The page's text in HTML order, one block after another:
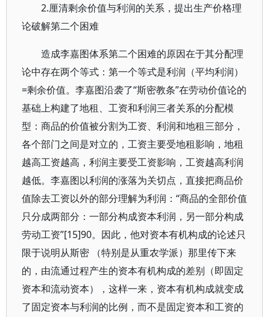
2.厘清剩余价值与利润的关系，提出生产价格理
论破解第二个困难
造成李嘉图体系第二个困难的原因在于其分配理
论中存在两个等式：第一个等式是利润（平均利润）
=剩余价值。李嘉图沿袭了“斯密教条”在劳动价值论的
基础上构建了地租、工资和利润三者关系的分配模
型：商品的价值被分割为工资、利润和地租三部分，
各个部门之间是对立的，工资主要受地租影响，地租
越高工资越高，利润主要受工资影响，工资越高利润
越低。李嘉图以利润的涨落为关切点，直接把商品价
值除去工资以外的部分理解为利润：“商品的全部价值
只分成两部分：一部分构成资本利润，另一部分构成
劳动工资”[15]90。因此，他对资本有机构成的论述只
限于说明从斯密 （特别是从重农学派）那里传下来
的，由流通过程产生的资本有机构成的差别（即固定
资本和流动资本），这样一来，资本有机构成就变成
了固定资本与利润的比例，而不是固定资本和工资的